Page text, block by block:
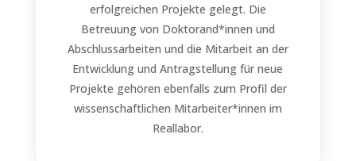
erfolgreichen Projekte gelegt. Die
Betreuung von Doktorand*innen und
Abschlussarbeiten und die Mitarbeit an der
Entwicklung und Antragstellung für neue
Projekte gehören ebenfalls zum Profil der
wissenschaftlichen Mitarbeiter*innen im
Reallabor.